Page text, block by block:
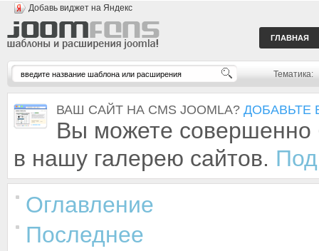
Добавь виджет на Яндекс
ГЛАВНАЯ
Тематика:
ВАШ САЙТ НА CMS JOOMLA? ДОБАВЬТЕ
Вы можете совершенно
в нашу галерею сайтов.
Оглавление
Последнее